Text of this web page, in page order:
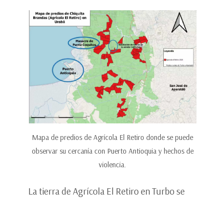
Mapa de predios de Agrícola El Retiro donde se puede
observar su cercanía con Puerto Antioquia y hechos de
violencia.
La tierra de Agrícola El Retiro en Turbo se